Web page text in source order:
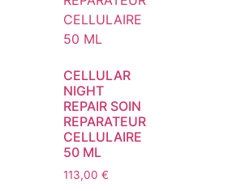
CELLULAR
NIGHT
REPAIR SOIN
REPARATEUR
CELLULAIRE
50 ML
113,00 €